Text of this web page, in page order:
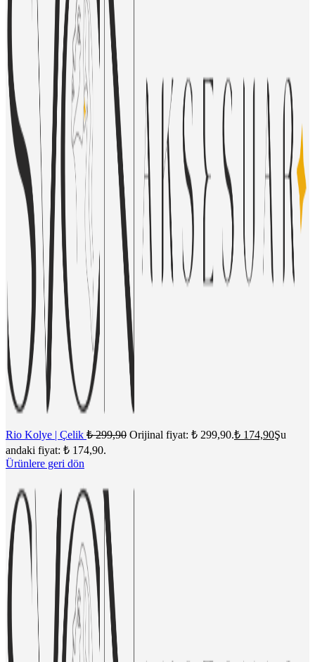
Rio Kolye | Çelik ₺299,90 Orijinal fiyat: ₺ 299,90.₺ 174,90Şu
andaki fiyat: ₺ 174,90.
Ürünlere geri dön